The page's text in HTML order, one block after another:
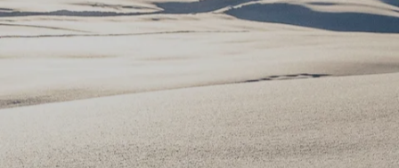
Sci alpino
PANORAMICA INVERNALE